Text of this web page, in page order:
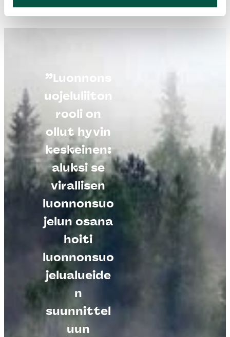
”Luonnons
uojeluliiton
rooli on
ollut hyvin
keskeinen:
aluksi se
virallisen
luonnonsuo
jelun osana
hoiti
luonnonsuo
jelualueide
n
suunnittel
uun